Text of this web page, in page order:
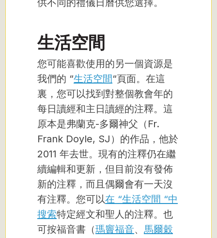
供不同的禮儀日曆供您選擇。
生活空間
您可能喜歡使用的另一個資源是
我們的 “生活空間“頁面。在這
裏，您可以找到對整個教會年的
每日讀經和主日讀經的注釋。這
原本是弗蘭克-多爾神父（Fr.
Frank Doyle, SJ）的作品，他於
2011 年去世。現有的注釋仍在繼
續編輯和更新，但目前沒有發佈
新的注釋，而且偶爾會有一天沒
有注釋。您可以在 “生活空間 “中
搜索特定經文和聖人的注釋。也
可按福音書（瑪竇福音、 馬爾穀